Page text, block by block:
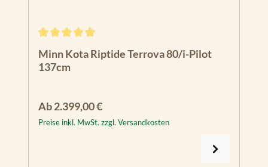
Minn Kota Riptide Terrova 80/i-Pilot
137cm
Regulärer Preis:
Ab2.399,00 €
Preise inkl. MwSt. zzgl. Versandkosten